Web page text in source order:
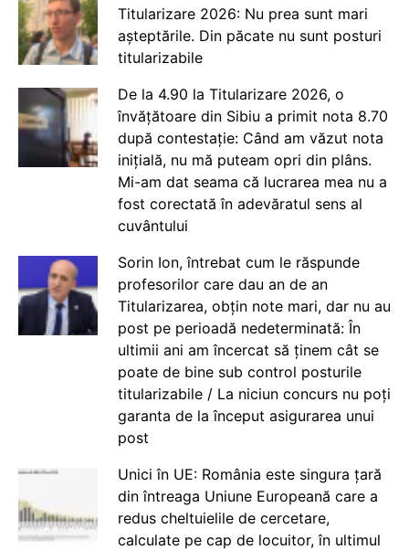
Titularizare 2026: Nu prea sunt mari
așteptările. Din păcate nu sunt posturi
titularizabile
De la 4.90 la Titularizare 2026, o
învățătoare din Sibiu a primit nota 8.70
după contestație: Când am văzut nota
inițială, nu mă puteam opri din plâns.
Mi-am dat seama că lucrarea mea nu a
fost corectată în adevăratul sens al
cuvântului
Sorin Ion, întrebat cum le răspunde
profesorilor care dau an de an
Titularizarea, obțin note mari, dar nu au
post pe perioadă nedeterminată: În
ultimii ani am încercat să ținem cât se
poate de bine sub control posturile
titularizabile / La niciun concurs nu poți
garanta de la început asigurarea unui
post
Unici în UE: România este singura țară
din întreaga Uniune Europeană care a
redus cheltuielile de cercetare,
calculate pe cap de locuitor, în ultimul